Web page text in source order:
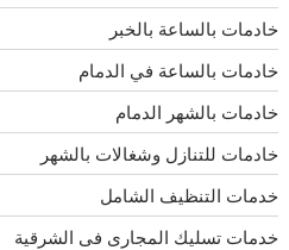
خادمات بالساعة بالخبر
خادمات بالساعة في الدمام
خادمات بالشهر الدمام
خادمات للتنازل وشغالات بالشهر
خدمات التنظيف الشامل
خدمات تسليك المجارى فى الشرقية